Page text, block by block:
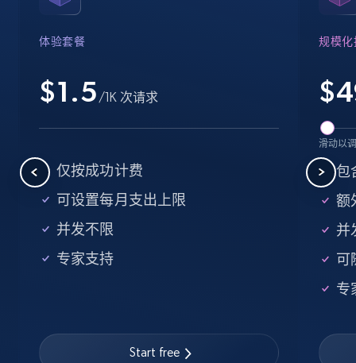
体验套餐
$1.5 /1K 次请求
仅按成功计费
可设置每月支出上限
并发不限
专家支持
Start free
规模化
$
滑动以
包
额
并
可
专